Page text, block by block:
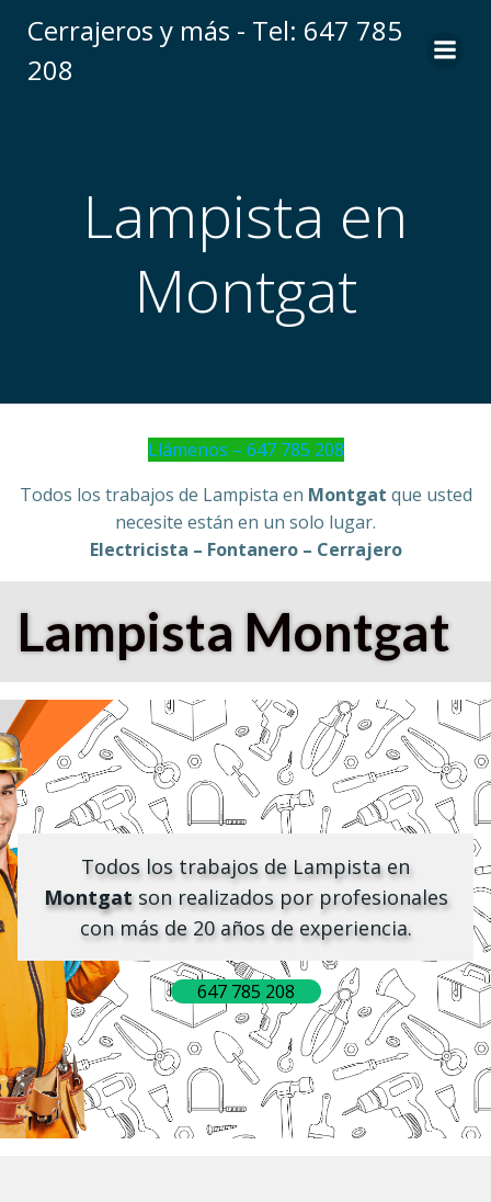
Cerrajeros y más - Tel: 647 785
208
Lampista en
Montgat
Llámenos – 647 785 208
Todos los trabajos de Lampista en Montgat que usted
necesite están en un solo lugar.
Electricista – Fontanero – Cerrajero
LampistaMontgat
Todos los trabajos de Lampista en
Montgatson realizados por profesionales
con más de 20 años de experiencia.
647 785 208